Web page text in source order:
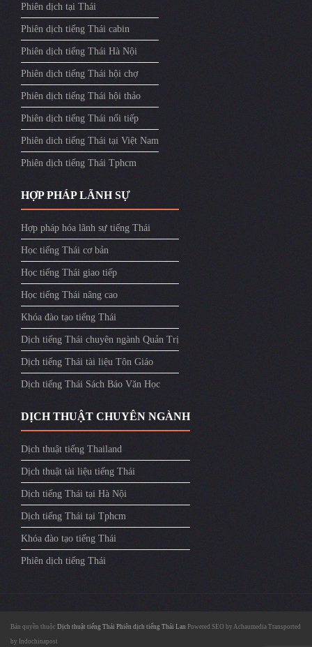
Phiên dịch tại Thái
Phiên dịch tiếng Thái cabin
Phiên dịch tiếng Thái Hà Nội
Phiên dịch tiếng Thái hội chợ
Phiên dịch tiếng Thái hội thảo
Phiên dịch tiếng Thái nối tiếp
Phiên dich tiếng Thái tại Việt Nam
Phiên dịch tiếng Thái Tphcm
HỢP PHÁP LÃNH SỰ
Hợp pháp hóa lãnh sự tiếng Thái
Học tiếng Thái cơ bản
Học tiếng Thái giao tiếp
Học tiếng Thái nâng cao
Khóa đào tạo tiếng Thái
Dịch tiếng Thái chuyên ngành Quản Trị
Dịch tiếng Thái tài liệu Tôn Giáo
Dịch tiếng Thái Sách Báo Văn Học
DỊCH THUẬT CHUYÊN NGÀNH
Dịch thuật tiếng Thailand
Dịch thuật tài liệu tiếng Thái
Dịch tiếng Thái tại Hà Nội
Dịch tiếng Thái tại Tphcm
Khóa đào tạo tiếng Thái
Phiên dịch tiếng Thái
Bản quyền thuộc Dịch thuật tiếng Thái Phiên dịch tiếng Thái Lan Powered SEO by Achaumedia Transported
by Indochinapost